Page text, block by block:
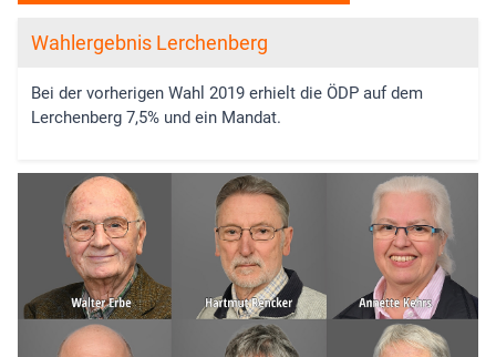
Wahlergebnis Lerchenberg
Bei der vorherigen Wahl 2019 erhielt die ÖDP auf dem
Lerchenberg 7,5% und ein Mandat.